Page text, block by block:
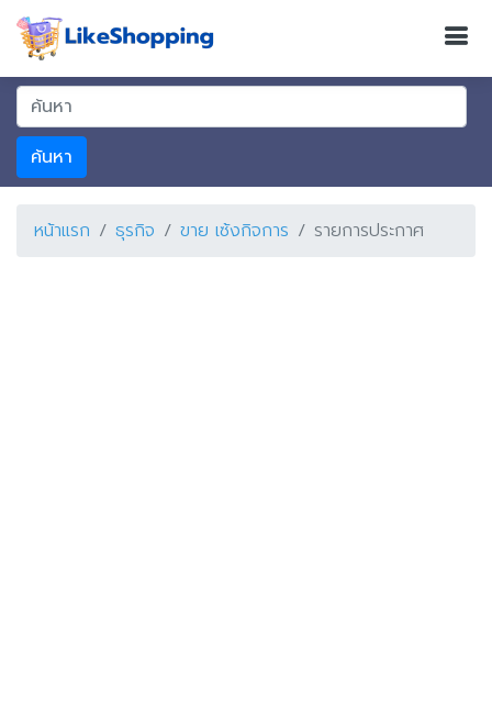
ค้นหา
หน้าแรก ธุรกิจ ขาย เซ้งกิจการ รายการประกาศ